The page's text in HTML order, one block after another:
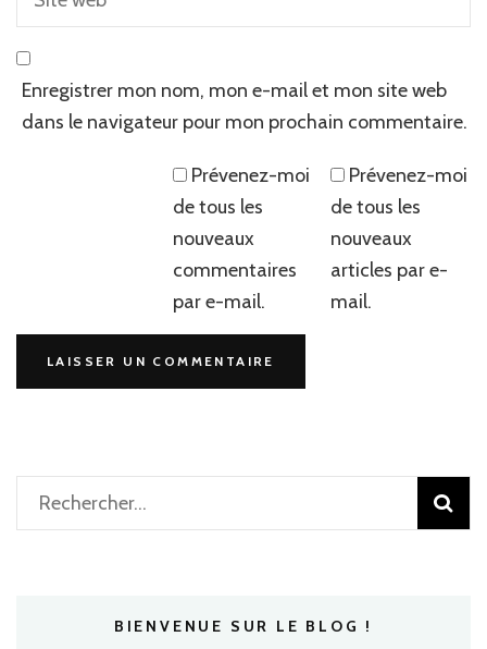
Enregistrer mon nom, mon e-mail et mon site web
dans le navigateur pour mon prochain commentaire.
Prévenez-moi
de tous les
nouveaux
commentaires
par e-mail.
Prévenez-moi
de tous les
nouveaux
articles par e-
mail.
Rechercher :
BIENVENUE SUR LE BLOG !